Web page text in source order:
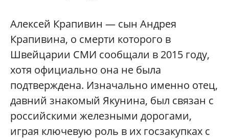
Алексей Крапивин — сын Андрея
Крапивина, о смерти которого в
Швейцарии СМИ сообщали в 2015 году,
хотя официально она не была
подтверждена. Изначально именно отец,
давний знакомый Якунина, был связан с
российскими железными дорогами,
играя ключевую роль в их госзакупках с